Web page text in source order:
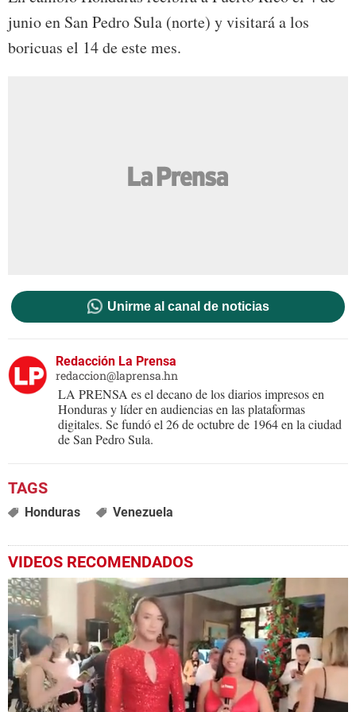
junio en San Pedro Sula (norte) y visitará a los
boricuas el 14 de este mes.
Unirme al canal de noticias
Redacción La Prensa
redaccion@laprensa.hn
LA PRENSA es el decano de los diarios impresos en
Honduras y líder en audiencias en las plataformas
digitales. Se fundó el 26 de octubre de 1964 en la ciudad
de San Pedro Sula.
Honduras Venezuela
VIDEOS RECOMENDADOS